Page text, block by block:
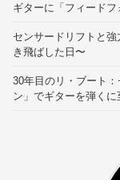
ギターに「フィード
センサードリフトと
き飛ばした日〜
30年目のリ・ブート
ン」でギターを弾くに